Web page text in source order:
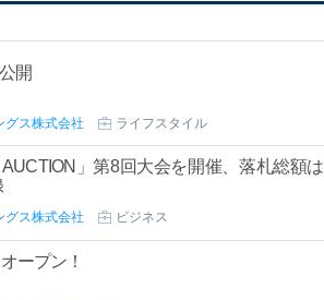
開
グス株式会社 ライフスタイル
」第8回大会を開催、落札総額は
グス株式会社 ビジネス
ープン！